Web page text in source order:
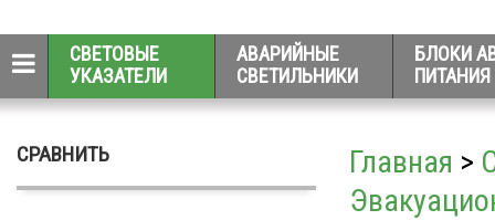
СВЕТОВЫЕ
УКАЗАТЕЛИ
АВАРИЙНЫЕ
СВЕТИЛЬНИКИ
БЛОКИ
ПИТАНИЯ
СРАВНИТЬ Главная >